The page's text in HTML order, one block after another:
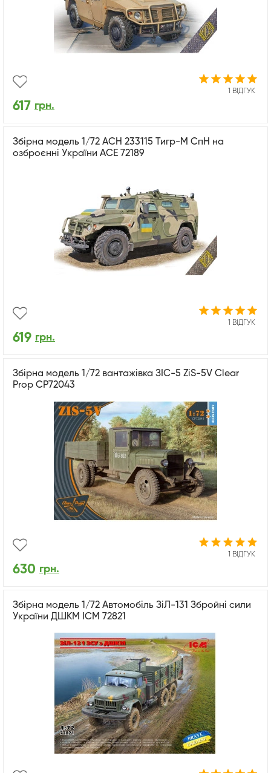
1 ВІДГУК
617 грн.
Збірна модель 1/72 АСН 233115 Тигр-М СпН на
озброєнні України ACE 72189
1 ВІДГУК
619 грн.
Збірна модель 1/72 вантажівка ЗІС-5 ZiS-5V Clear
Prop CP72043
1 ВІДГУК
630 грн.
Збірна модель 1/72 Автомобіль ЗіЛ-131 Збройні сили
України ДШКМ ICM 72821